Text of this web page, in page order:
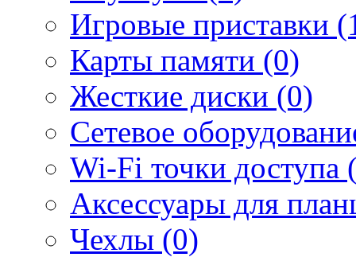
Игровые приставки
Карты памяти (0)
Жесткие диски (0)
Сетевое
Wi-Fi точки доступа
Аксессуары для
Чехлы (0)